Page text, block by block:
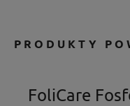
PRODUKTY
FoliCare